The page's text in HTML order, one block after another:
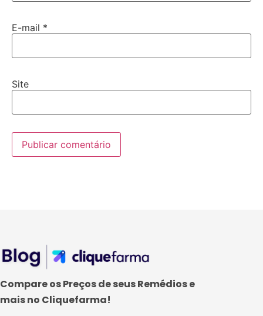
E-mail *
Site
Compare os Preços de seus Remédios e
mais no Cliquefarma!